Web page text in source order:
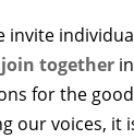
invite
join togetherin
for the
our voices, it